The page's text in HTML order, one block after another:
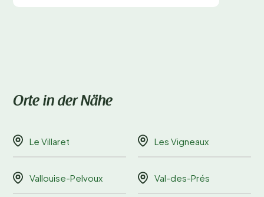
Orte in der Nähe
Le Villaret Les Vigneaux
Vallouise-Pelvoux Val-des-Prés